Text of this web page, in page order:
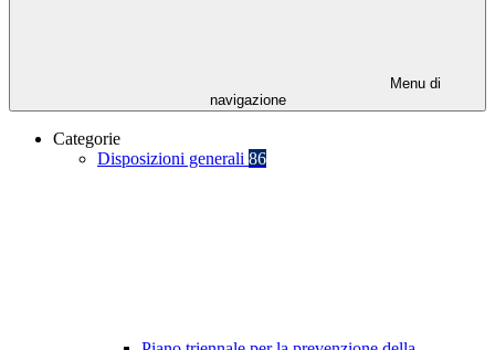
Menu di
navigazione
Categorie
Disposizioni generali 86